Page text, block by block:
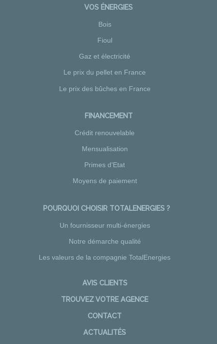
VOS ÉNERGIES
Bois
Fioul
Gaz et électricité
Le prix du pellet en France
Le prix des bûches en France
FINANCEMENT
Crédit renouvelable
Mensualisation
Primes d'Etat
Moyens de paiement
POURQUOI CHOISIR TOTALENERGIES ?
Un fournisseur multi-énergies
Notre démarche qualité
Les valeurs de la compagnie TotalEnergies
AVIS CLIENTS
TROUVEZ VOTRE AGENCE
CONTACT
ACTUALITÉS